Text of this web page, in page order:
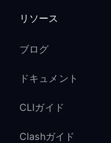
リソース
ブログ
ドキュメント
CLIガイド
Clashガイド